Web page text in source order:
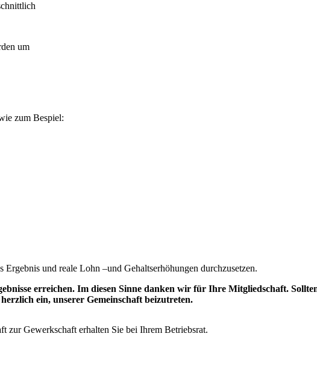
um
zum Bespiel:
und reale Lohn –und Gehaltserhöhungen durchzusetzen.
erreichen. Im diesen Sinne danken wir für Ihre Mitgliedschaft.
herzlich ein, unserer Gemeinschaft beizutreten.
zur Gewerkschaft erhalten Sie bei Ihrem Betriebsrat.